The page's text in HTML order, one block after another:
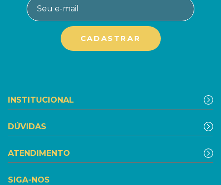
INSTITUCIONAL
DÚVIDAS
ATENDIMENTO
SIGA-NOS